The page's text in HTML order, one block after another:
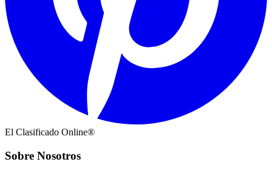
El Clasificado Online®
Sobre Nosotros